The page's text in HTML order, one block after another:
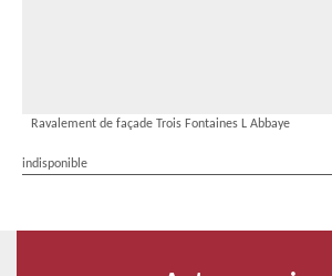
Ravalement de façade Trois Fontaines L Abbaye
indisponible